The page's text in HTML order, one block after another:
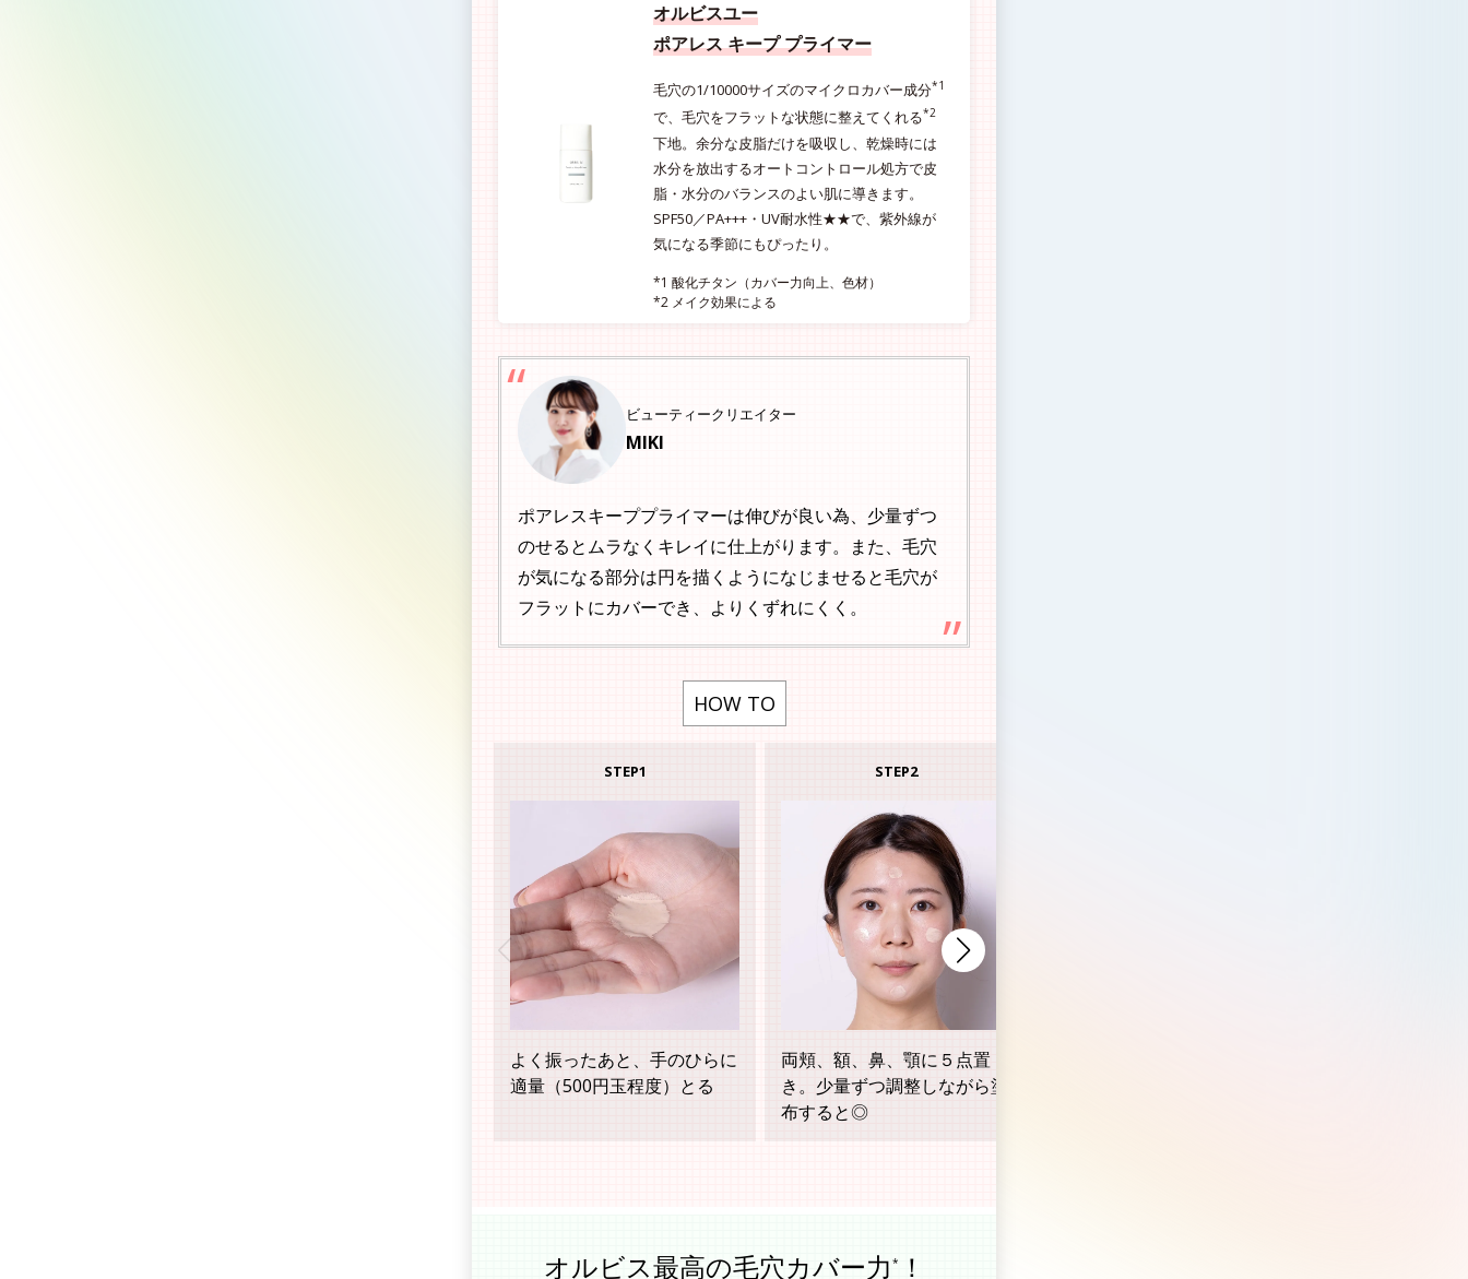
オルビスユー
ポアレス キープ プライマー
毛穴の1/10000サイズのマイクロカバー成分*1
で、毛穴をフラットな状態に整えてくれる*2
下地。余分な皮脂だけを吸収し、乾燥時には
水分を放出するオートコントロール処方で皮
脂・水分のバランスのよい肌に導きます。
SPF50／PA+++・UV耐水性★★で、紫外線が
気になる季節にもぴったり。
*1 酸化チタン（カバー力向上、色材）
*2 メイク効果による
ビューティークリエイター
MIKI
ポアレスキーププライマーは伸びが良い為、少量ずつ
のせるとムラなくキレイに仕上がります。また、毛穴
が気になる部分は円を描くようになじませると毛穴が
フラットにカバーでき、よりくずれにくく。
HOW TO
STEP1
よく振ったあと、手のひらに
適量（500円玉程度）とる
STEP2
両頬、額、鼻、顎に５点置
き。少量ずつ調整しながら塗
布すると◎
オルビス最高の毛穴カバー力 * ！